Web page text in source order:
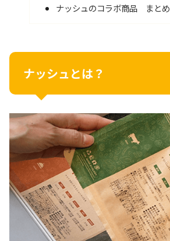
ナッシュのコラボ商品 まとめ
ナッシュとは？